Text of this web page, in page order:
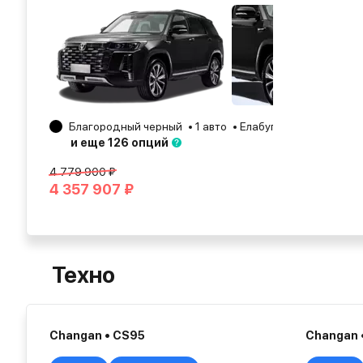
Благородный черный 1 авто Елабуга
и еще 126 опций
4 779 900 ₽
4 357 907 ₽
Техно
Changan • CS95 Changan